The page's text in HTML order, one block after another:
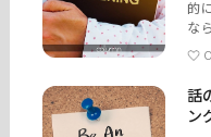
商品
的
なら
0
話
ン